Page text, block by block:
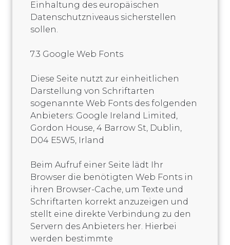
Einhaltung des europäischen
Datenschutzniveaus sicherstellen
sollen.
7.3 Google Web Fonts
Diese Seite nutzt zur einheitlichen
Darstellung von Schriftarten
sogenannte Web Fonts des folgenden
Anbieters: Google Ireland Limited,
Gordon House, 4 Barrow St, Dublin,
D04 E5W5, Irland
Beim Aufruf einer Seite lädt Ihr
Browser die benötigten Web Fonts in
ihren Browser-Cache, um Texte und
Schriftarten korrekt anzuzeigen und
stellt eine direkte Verbindung zu den
Servern des Anbieters her. Hierbei
werden bestimmte